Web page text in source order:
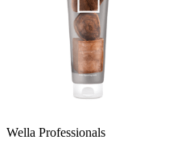
Wella Professionals